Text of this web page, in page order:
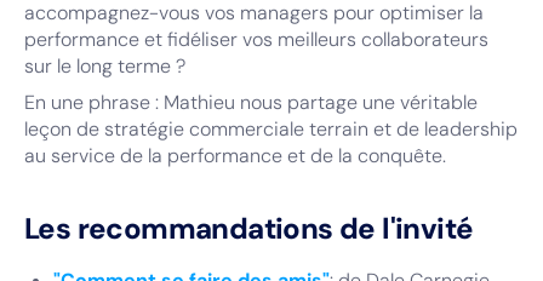
accompagnez-vous vos managers pour optimiser la
performance et fidéliser vos meilleurs collaborateurs
sur le long terme ?
En une phrase : Mathieu nous partage une véritable
leçon de stratégie commerciale terrain et de leadership
au service de la performance et de la conquête.
Les recommandations de l'invité